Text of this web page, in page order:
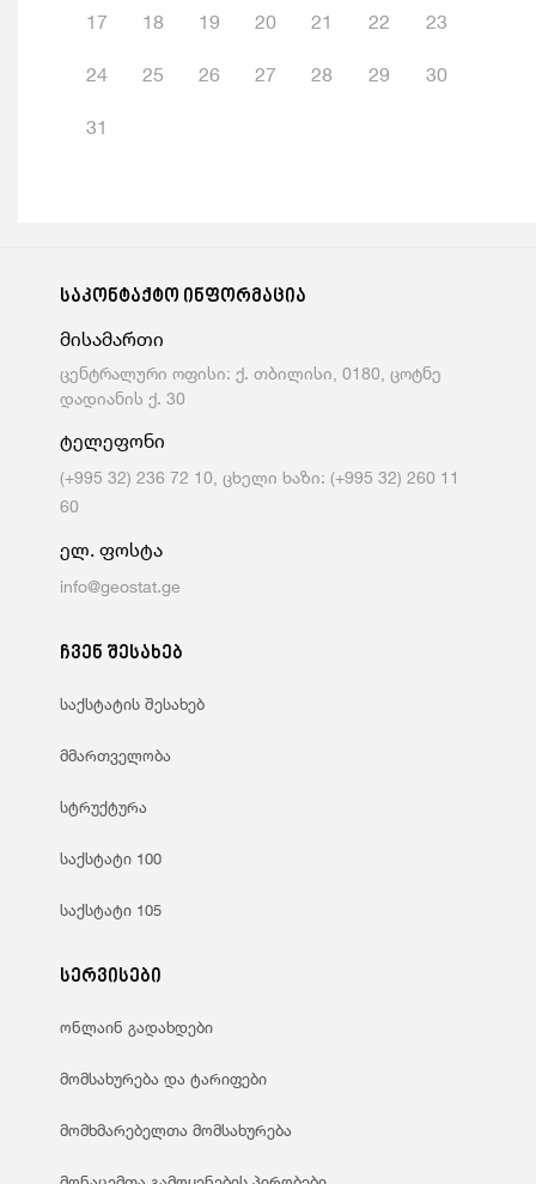
17 18 19 20 21 22 23
24 25 26 27 28 29 30
31
საკონტაქტო ინფორმაცია
მისამართი
ცენტრალური ოფისი: ქ. თბილისი, 0180, ცოტნე
დადიანის ქ. 30
ტელეფონი
(+995 32) 236 72 10, ცხელი ხაზი: (+995 32) 260 11
60
ელ. ფოსტა
info@geostat.ge
ჩვენ შესახებ
საქსტატის შესახებ
მმართველობა
სტრუქტურა
საქსტატი 100
საქსტატი 105
სერვისები
ონლაინ გადახდები
მომსახურება და ტარიფები
მომხმარებელთა მომსახურება